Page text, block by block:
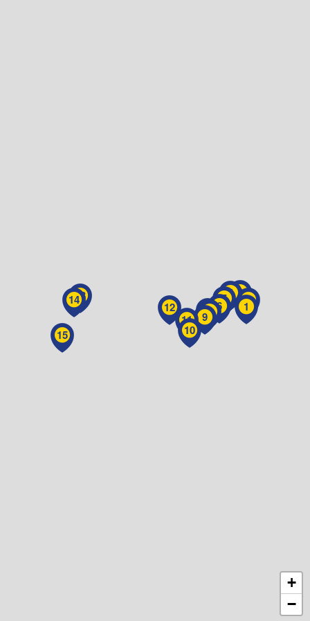
12
3
4
5
6
7
8
9
10
11
12
13
14
15
+
−